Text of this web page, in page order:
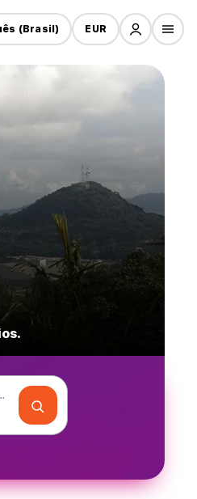
(Brasil) EUR